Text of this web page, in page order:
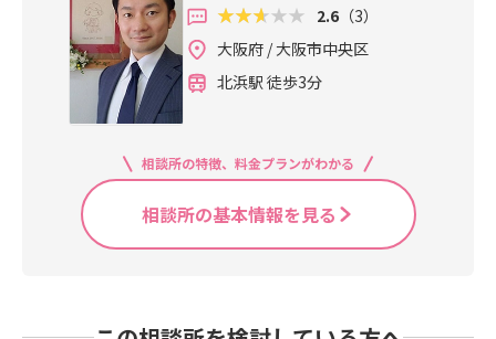
2.6 （3）
大阪府 / 大阪市中央区
北浜駅 徒歩3分
相談所の特徴、料金プランがわかる
相談所の基本情報を見る